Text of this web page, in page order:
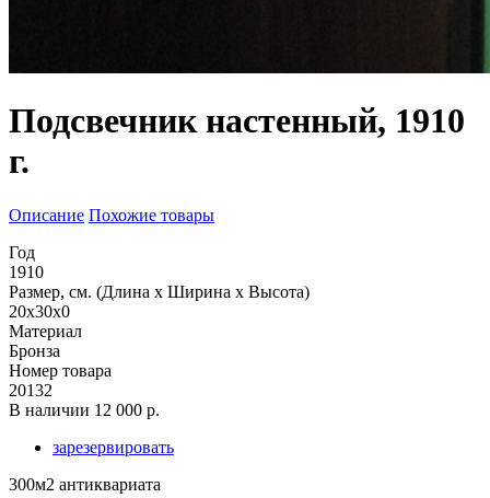
Подсвечник настенный, 1910
г.
Описание Похожие товары
Год
1910
Размер, см. (Длина х Ширина х Высота)
20x30x0
Материал
Бронза
Номер товара
20132
В наличии 12 000 р.
зарезервировать
300м2 антиквариата